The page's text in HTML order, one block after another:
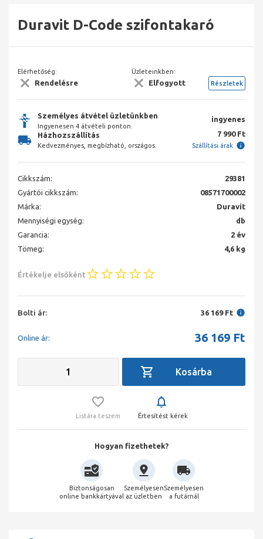
Duravit D-Code szifontakaró
Elérhetőség:
Rendelésre
Üzleteinkben:
Elfogyott Részletek
Személyes átvétel üzletünkben
Ingyenesen 4 átvételi ponton.
ingyenes
Házhozszállítás
Kedvezményes, megbízható, országos.
7 990 Ft
Szállítási árak
Cikkszám:
29381
Gyártói cikkszám:
08571700002
Márka:
Duravit
Mennyiségi egység:
db
Garancia:
2 év
Tömeg:
4,6 kg
Értékelje elsőként
Bolti ár: 36 169 Ft
Online ár: 36 169 Ft
Listára teszem Értesítést kérek
Hogyan fizethetek?
Biztonságosan
online bankkártyával
Személyesen
az üzletben
Személyesen
a futárnál